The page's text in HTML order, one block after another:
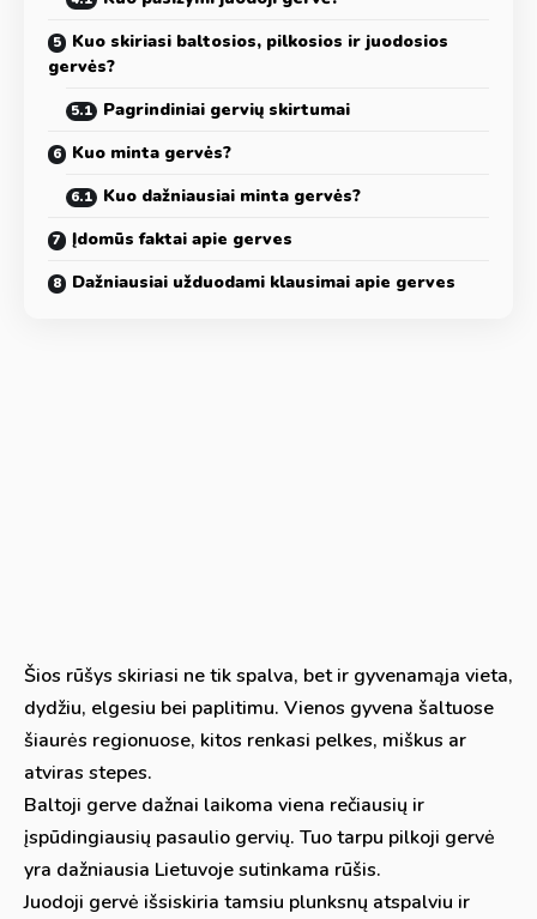
Kuo skiriasi baltosios, pilkosios ir juodosios
gervės?
Pagrindiniai gervių skirtumai
Kuo minta gervės?
Kuo dažniausiai minta gervės?
Įdomūs faktai apie gerves
Dažniausiai užduodami klausimai apie gerves
Šios rūšys skiriasi ne tik spalva, bet ir gyvenamąja vieta,
dydžiu, elgesiu bei paplitimu. Vienos gyvena šaltuose
šiaurės regionuose, kitos renkasi pelkes, miškus ar
atviras stepes.
Baltoji gerve dažnai laikoma viena rečiausių ir
įspūdingiausių pasaulio gervių. Tuo tarpu pilkoji gervė
yra dažniausia Lietuvoje sutinkama rūšis.
Juodoji gervė išsiskiria tamsiu plunksnų atspalviu ir